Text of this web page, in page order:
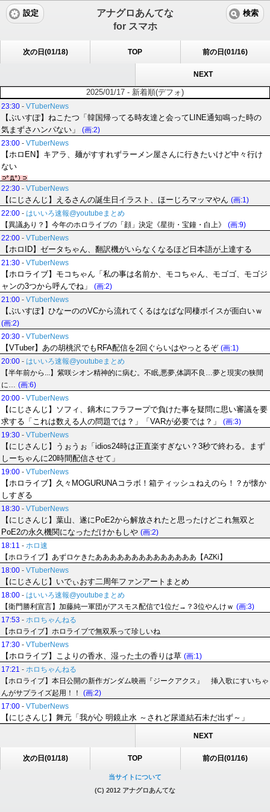
アナグロあんてな
for スマホ
設定 検索
次の日(01/18) TOP 前の日(01/16)
NEXT
2025/01/17 - 新着順(デフォ)
23:30 - VTuberNews
【ぶいすぽ】ねこたつ「韓国帰ってる時友達と会ってLINE通知鳴った時の
気まずさハンパない」
(画:2)
23:00 - VTuberNews
【ホロEN】キアラ、麺がすすれずラーメン屋さんに行きたいけど中々行け
ない
22:30 - VTuberNews
【にじさんじ】えるさんの誕生日イラスト、ほーじろマッマやん (画:1)
22:00 - はいいろ速報@youtubeまとめ
【異議あり？】今年のホロライブの「顔」決定《星街・宝鐘・白上》
(画:9)
22:00 - VTuberNews
【ホロID】ゼータちゃん、翻訳機がいらなくなるほど日本語が上達する
21:30 - VTuberNews
【ホロライブ】モコちゃん「私の事は名前か、モコちゃん、モゴゴ、モゴジ
ャンの3つから呼んでね」
(画:2)
21:00 - VTuberNews
【ぶいすぽ】ひなーののVCから流れてくるはなばな同棲ボイスが面白いｗ
(画:2)
20:30 - VTuberNews
【VTuber】あの胡桃沢でもRFA配信を2回ぐらいはやっとるぞ (画:1)
20:00 - はいいろ速報@youtubeまとめ
【半年前から...】紫咲シオン精神的に病む。不眠,悪夢,体調不良…夢と現実の狭間
に… (画:6)
20:00 - VTuberNews
【にじさんじ】ソフィ、鏑木にフラフープで負けた事を疑問に思い審議を要
求する「これは数える人の問題では？」「VARが必要では？」
(画:3)
19:30 - VTuberNews
【にじさんじ】うぉうぉ「idios24時は正直楽すぎない？3秒で終わる。まず
しーちゃんに20時間配信させて」
19:00 - VTuberNews
【ホロライブ】久々MOGURUNAコラボ！箱ティッシュねえのら！？が懐か
しすぎる
18:30 - VTuberNews
【にじさんじ】葉山、遂にPoE2から解放されたと思ったけどこれ無双と
PoE2の永久機関になっただけかもしや (画:2)
18:11 - ホロ速
【ホロライブ】あずロケきたああああああああああああああ【AZKi】
18:00 - VTuberNews
【にじさんじ】いでぃおす二周年ファンアートまとめ
18:00 - はいいろ速報@youtubeまとめ
【衛門勝利宣言】加藤純一軍団がアスモス配信で1位だ→？3位やんけｗ (画:3)
17:53 - ホロちゃんねる
【ホロライブ】ホロライブで無双系って珍しいね
17:30 - VTuberNews
【ホロライブ】こよりの香水、湿った土の香りは草 (画:1)
17:21 - ホロちゃんねる
【ホロライブ】本日公開の新作ガンダム映画『ジークアクス』 挿入歌にすいちゃ
んがサプライズ起用！！
(画:2)
17:00 - VTuberNews
【にじさんじ】舞元「我が心 明鏡止水 ～されど尿道結石未だ出ず～」
NEXT
次の日(01/18) TOP 前の日(01/16)
当サイトについて
(C) 2012 アナグロあんてな